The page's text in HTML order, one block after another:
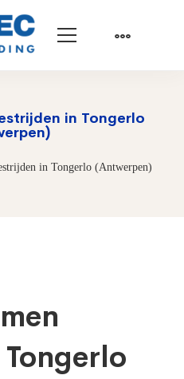
in Tongerlo
in Tongerlo (Antwerpen)